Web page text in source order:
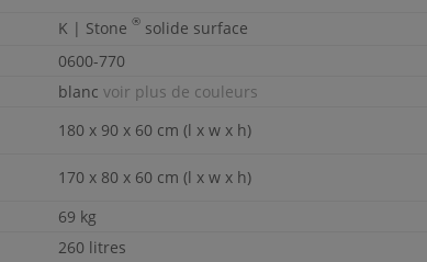
K | Stone ® solide surface
0600-770
blancvoir plus de couleurs
180 x 90 x 60 cm (l x w x h)
170 x 80 x 60 cm (l x w x h)
69 kg
260 litres